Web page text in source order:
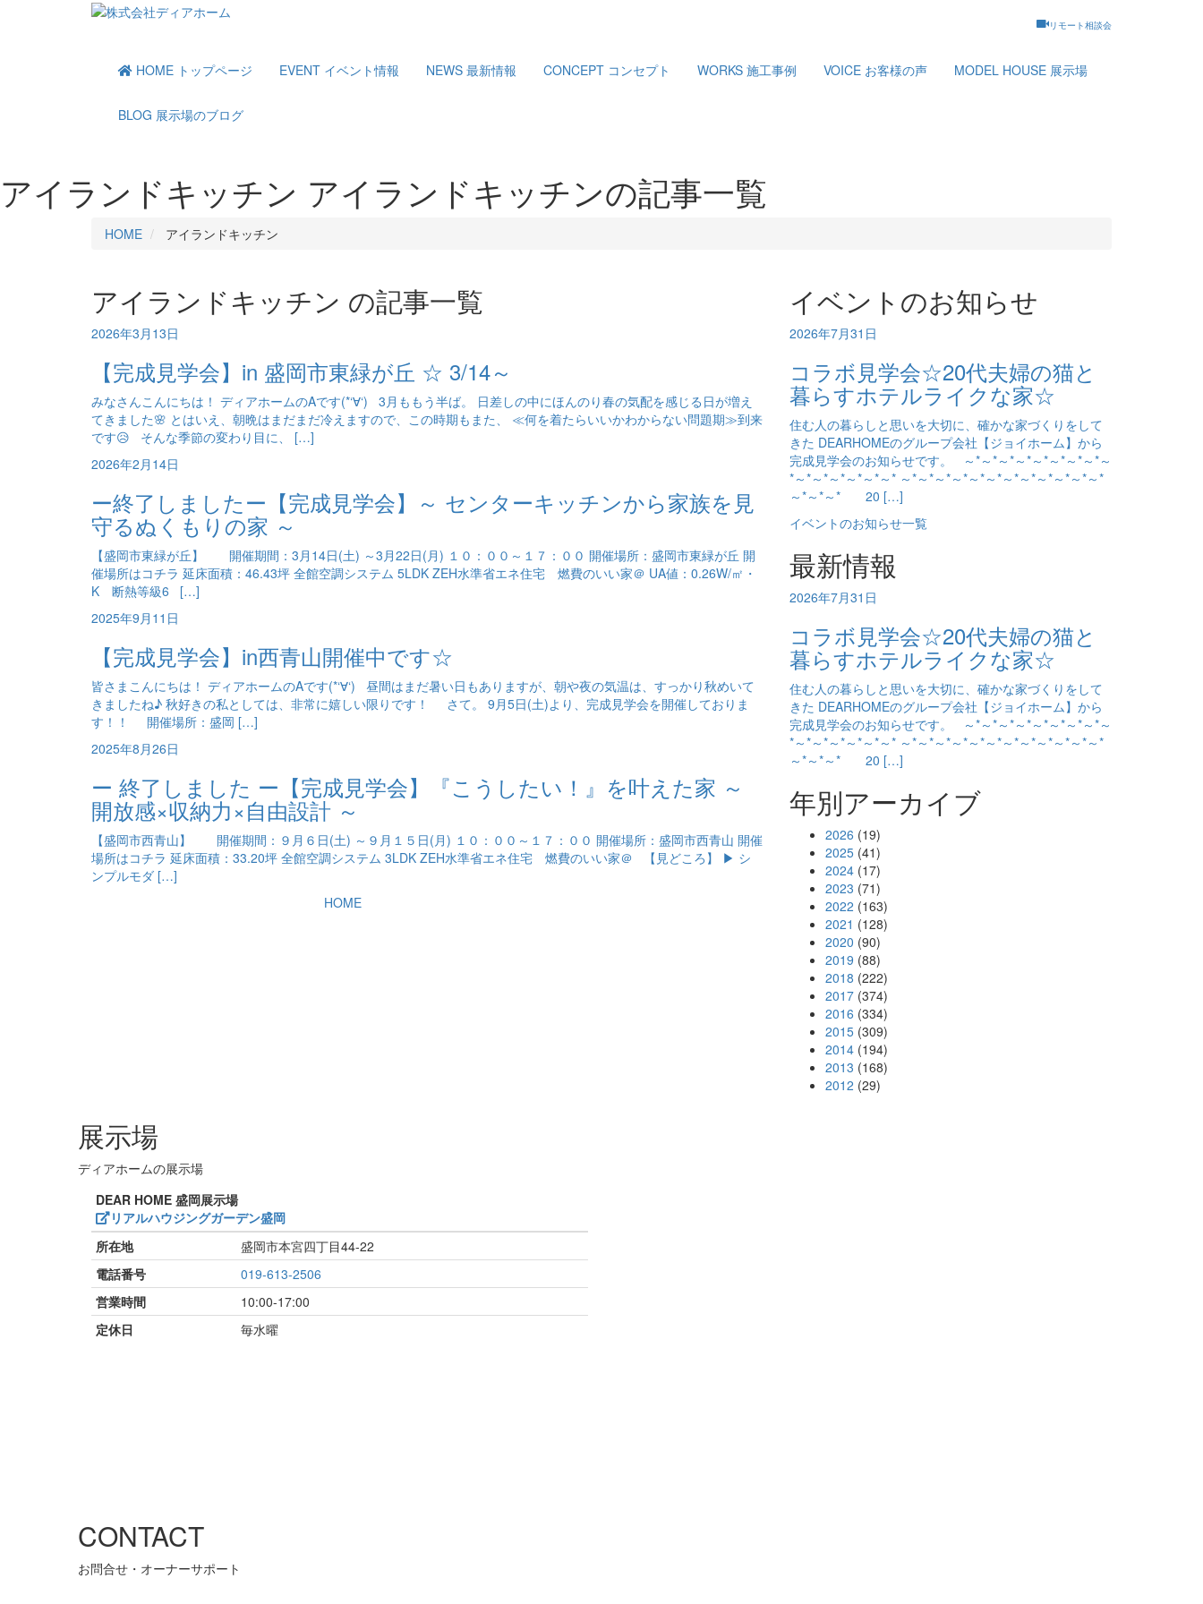
リモート相談会
HOME トップページ EVENT イベント情報 NEWS 最新情報 CONCEPT コンセプト WORKS 施工事例 VOICE お客様の声 MODEL HOUSE 展示場
BLOG 展示場のブログ
アイランドキッチン アイランドキッチンの記事一覧
HOME アイランドキッチン
アイランドキッチン の記事一覧
2026年3月13日
【完成見学会】in 盛岡市東緑が丘 ☆ 3/14～
みなさんこんにちは！ ディアホームのAです(*‘∀‘) 3月ももう半ば。 日差しの中にほんのり春の気配を感じる日が増え
てきました🌸 とはいえ、朝晩はまだまだ冷えますので、この時期もまた、 ≪何を着たらいいかわからない問題期≫到来
です😥 そんな季節の変わり目に、 […]
2026年2月14日
ー終了しましたー【完成見学会】～ センターキッチンから家族を見
守るぬくもりの家 ～
【盛岡市東緑が丘】 開催期間：3月14日(土) ～3月22日(月) １０：００～１７：００ 開催場所：盛岡市東緑が丘 開
催場所はコチラ 延床面積：46.43坪 全館空調システム 5LDK ZEH水準省エネ住宅 燃費のいい家＠ UA値：0.26W/㎡・
K 断熱等級6 […]
2025年9月11日
【完成見学会】in西青山開催中です☆
皆さまこんにちは！ ディアホームのAです(*‘∀‘) 昼間はまだ暑い日もありますが、朝や夜の気温は、すっかり秋めいて
きましたね♪ 秋好きの私としては、非常に嬉しい限りです！ さて。 9月5日(土)より、完成見学会を開催しておりま
す！！ 開催場所：盛岡 […]
2025年8月26日
ー 終了しました ー【完成見学会】『こうしたい！』を叶えた家 ～
開放感×収納力×自由設計 ～
【盛岡市西青山】 開催期間：９月６日(土) ～９月１５日(月) １０：００～１７：００ 開催場所：盛岡市西青山 開催
場所はコチラ 延床面積：33.20坪 全館空調システム 3LDK ZEH水準省エネ住宅 燃費のいい家＠ 【見どころ】 ▶ シ
ンプルモダ […]
HOME
イベントのお知らせ
2026年7月31日
コラボ見学会☆20代夫婦の猫と
暮らすホテルライクな家☆
住む人の暮らしと思いを大切に、確かな家づくりをして
きた DEARHOMEのグループ会社【ジョイホーム】から
完成見学会のお知らせです。 ～*～*～*～*～*～*～*～*～
*～*～*～*～*～*～* ～*～*～*～*～*～*～*～*～*～*～*～*
～*～*～* 20 […]
イベントのお知らせ一覧
最新情報
2026年7月31日
コラボ見学会☆20代夫婦の猫と
暮らすホテルライクな家☆
住む人の暮らしと思いを大切に、確かな家づくりをして
きた DEARHOMEのグループ会社【ジョイホーム】から
完成見学会のお知らせです。 ～*～*～*～*～*～*～*～*～
*～*～*～*～*～*～* ～*～*～*～*～*～*～*～*～*～*～*～*
～*～*～* 20 […]
年別アーカイブ
2026 (19)
2025 (41)
2024 (17)
2023 (71)
2022 (163)
2021 (128)
2020 (90)
2019 (88)
2018 (222)
2017 (374)
2016 (334)
2015 (309)
2014 (194)
2013 (168)
2012 (29)
展示場
ディアホームの展示場
DEAR HOME 盛岡展示場
リアルハウジングガーデン盛岡
所在地
盛岡市本宮四丁目44-22
電話番号
019-613-2506
営業時間
10:00-17:00
定休日
毎水曜
CONTACT
お問合せ・オーナーサポート